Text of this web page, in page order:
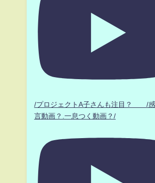
/プロジェクトA子さんも注目？ /感
言動画？.一息つく動画？/